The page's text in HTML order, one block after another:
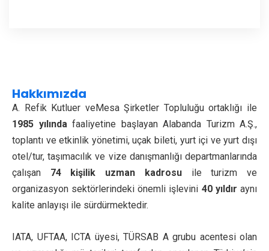
Hakkımızda
A. Refik Kutluer veMesa Şirketler Topluluğu ortaklığı ile
1985 yılındafaaliyetine başlayan Alabanda Turizm A.Ş.,
toplantı ve etkinlik yönetimi, uçak bileti, yurt içi ve yurt dışı
otel/tur, taşımacılık ve vize danışmanlığı departmanlarında
çalışan 74 kişilik uzman kadrosuile turizm ve
organizasyon sektörlerindeki önemli işlevini 40 yıldır aynı
kalite anlayışı ile sürdürmektedir.
IATA, UFTAA, ICTA üyesi, TÜRSAB A grubu acentesi olan